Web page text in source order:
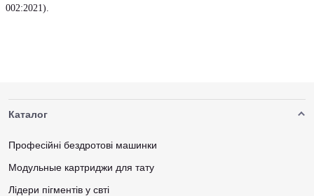
002:2021).
Каталог
Професійні бездротові машинки
Модульные картриджи для тату
Лідери пігментів у свті